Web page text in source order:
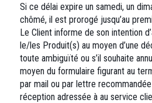
Si ce délai expire un samedi, un
chômé, il est prorogé jusqu’au
Le Client informe de son intention
le/les Produit(s) au moyen d’une
toute ambiguïté ou s’il souhaite
moyen du formulaire figurant au
par mail ou par lettre
réception adressée à au service